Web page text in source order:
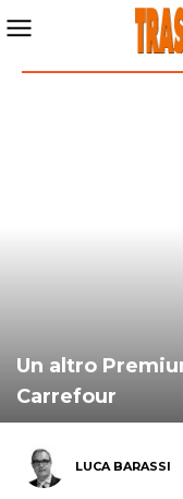
Un altro
Carrefour
LUCA BARASSI